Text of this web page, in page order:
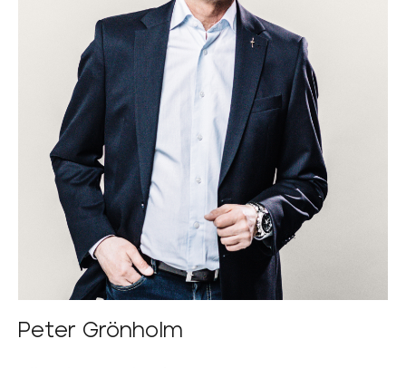
Peter Grönholm